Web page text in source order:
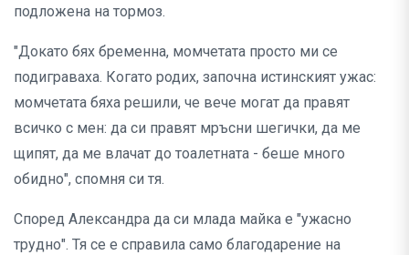
подложена на тормоз.
"Докато бях бременна, момчетата просто ми се
подиграваха. Когато родих, започна истинският ужас:
момчетата бяха решили, че вече могат да правят
всичко с мен: да си правят мръсни шегички, да ме
щипят, да ме влачат до тоалетната - беше много
обидно", спомня си тя.
Според Александра да си млада майка е "ужасно
трудно". Тя се е справила само благодарение на